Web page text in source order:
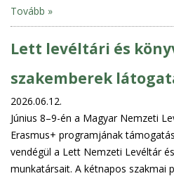
Tovább »
Lett levéltári és
szakemberek
2026.06.12.
Június 8–9-én a Magyar Nemzeti
Erasmus+ programjának
vendégül a Lett Nemzeti Levéltár
munkatársait. A kétnapos szakmai